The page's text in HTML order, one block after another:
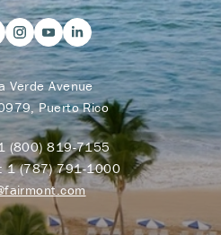
Verde Avenue
Puerto Rico
(800) 819-7155
1 (787) 791-1000